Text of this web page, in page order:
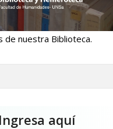
de nuestra Biblioteca.
aquí